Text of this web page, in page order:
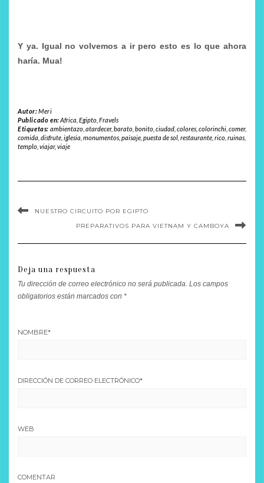
Y ya. Igual no volvemos a ir pero esto es lo que ahora
haría. Mua!
Autor:Meri
Publicado en:Africa ,Egipto ,Fravels
Etiquetas: ambientazo, atardecer, barato, bonito, ciudad, colores, colorinchi, comer,
comida disfrute iglesia monumentos paisaje puesta de sol restaurante rico ruinas
templo viajar, viaje
NUESTRO CIRCUITO POR EGIPTO
PREPARATIVOS PARA VIETNAM Y CAMBOYA
Deja una respuesta
Tu dirección de correo electrónico no será publicada. Los campos
obligatorios están marcados con *
NOMBRE*
DIRECCIÓN DE CORREO ELECTRÓNICO*
WEB
COMENTAR